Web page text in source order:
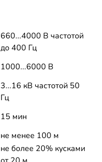
660...4000 В частотой
до 400 Гц
1000...6000 В
3...16 кВ частотой 50
Гц
15 мин
не менее 100 м
не более 20% кусками